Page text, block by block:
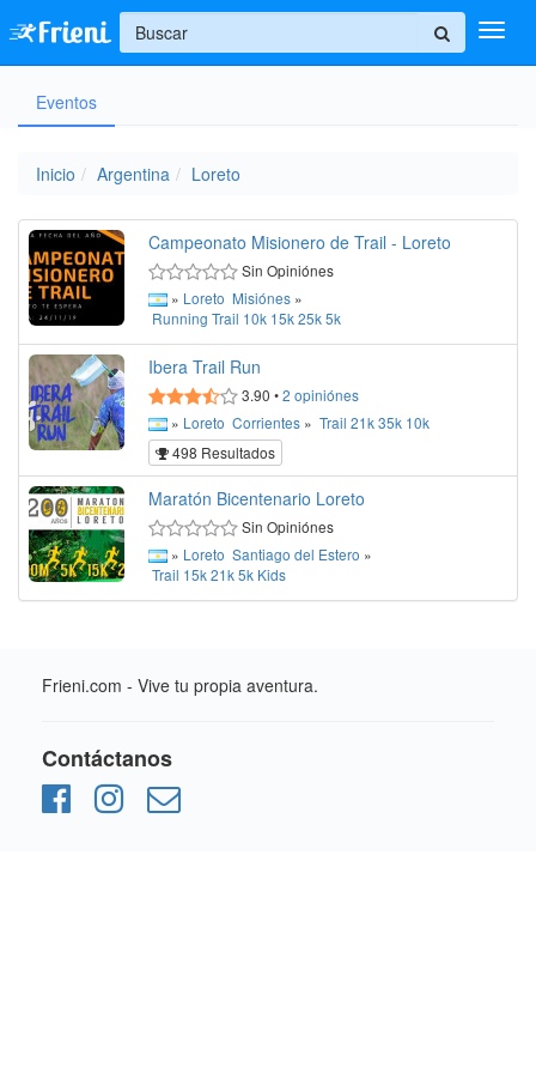
Ingresar
+
Eventos
Inicio Argentina Loreto
Campeonato Misionero de Trail - Loreto
Sin Opiniónes
» Loreto Misiónes »
Running Trail 10k 15k25k5k
Ibera Trail Run
3.90 •2 opiniónes
» Loreto Corrientes » Trail 21k35k 10k
498 Resultados
Maratón Bicentenario Loreto
Sin Opiniónes
» Loreto Santiago del Estero »
Trail 15k21k5k Kids
Frieni.com - Vive tu propia aventura.
Contáctanos